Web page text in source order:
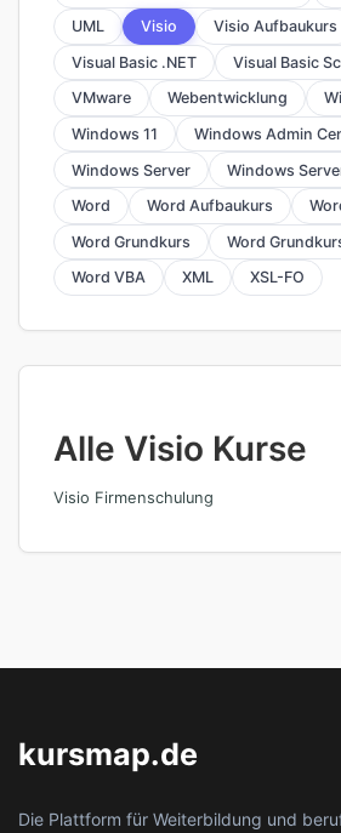
UML Visio Visio Aufbaukurs
Visual Basic .NET
Visual Basic
VMware
Webentwicklung
Windows 11
Windows Admin
Windows Server
Windows
Word
Word Aufbaukurs
Word Grundkurs
Word
Word VBA
XML XSL-FO
Alle Visio Kurse
Visio Firmenschulung
kursmap.de
Die Plattform für Weiterbildung und